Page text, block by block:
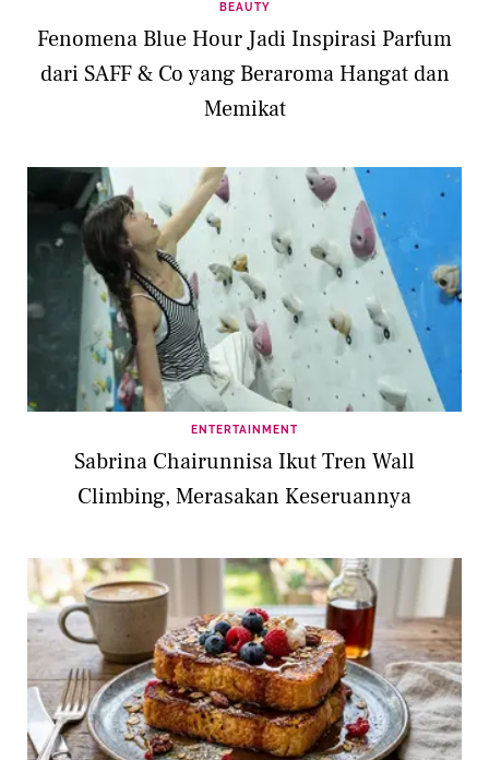
BEAUTY
Fenomena Blue Hour Jadi Inspirasi Parfum
dari SAFF & Co yang Beraroma Hangat dan
Memikat
ENTERTAINMENT
Sabrina Chairunnisa Ikut Tren Wall
Climbing, Merasakan Keseruannya